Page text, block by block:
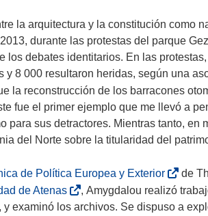
la arquitectura y la constitución como
durante las protestas del parque
los debates identitarios. En las
y 8 000 resultaron heridas, según una
la reconstrucción de los barracones
fue el primer ejemplo que me llevó a
para sus detractores. Mientras tanto, en
del Norte sobre la titularidad del
de Política Europea y Exterior(
s
e
de
de Atenas(
s
, Amygdalou realizó
examinó los archivos. Se dispuso a